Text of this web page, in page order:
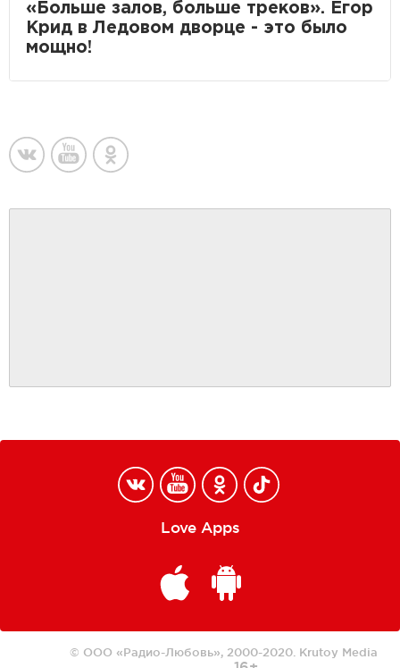
«Больше залов, больше треков». Егор
Крид в Ледовом дворце - это было
мощно!
Love Apps
© ООО «Радио-Любовь», 2000-2020. Krutoy Media